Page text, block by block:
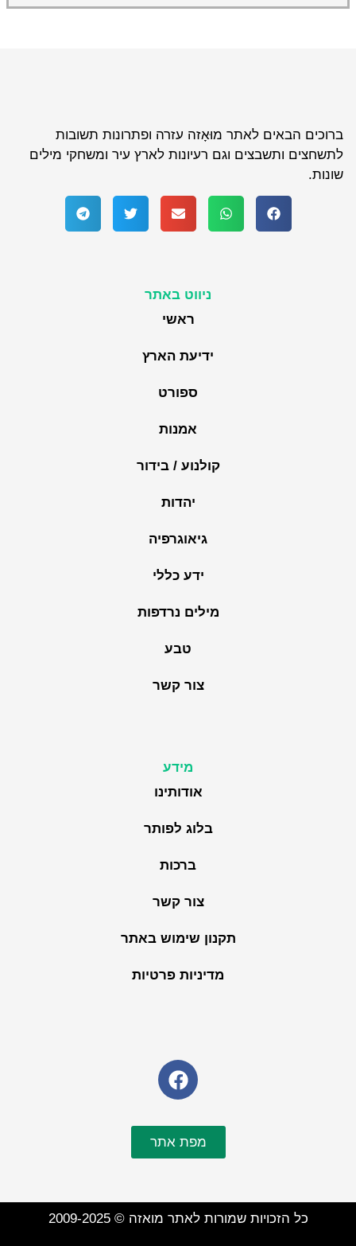
ברוכים הבאים לאתר מוּאָזה עזרה ופתרונות תשובות
לתשחצים ותשבצים וגם רעיונות לארץ עיר ומשחקי מילים
שונות.
ניווט באתר
ראשי
ידיעת הארץ
ספורט
אמנות
קולנוע / בידור
יהדות
גיאוגרפיה
ידע כללי
מילים נרדפות
טבע
צור קשר
מידע
אודותינו
בלוג לפותר
ברכות
צור קשר
תקנון שימוש באתר
מדיניות פרטיות
מפת אתר
כל הזכויות שמורות לאתר מואזה © 2009-2025